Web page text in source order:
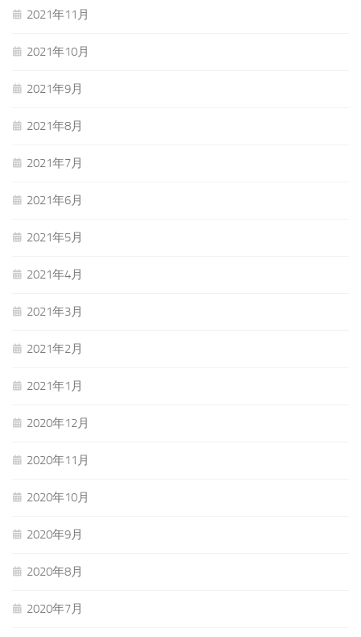
2021年11月
2021年10月
2021年9月
2021年8月
2021年7月
2021年6月
2021年5月
2021年4月
2021年3月
2021年2月
2021年1月
2020年12月
2020年11月
2020年10月
2020年9月
2020年8月
2020年7月